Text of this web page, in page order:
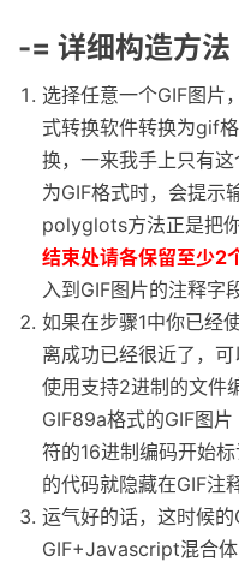
-= 详细构造方
选择任意一个GIF图片
式转换软件转换为gif
换，一来我手上只有
为GIF格式时，会提示
polyglots方法正是把
结束处请各保留至少2
入到GIF图片的注释字
如果在步骤1中你已经
离成功已经很近了，
使用支持2进制的文件
GIF89a格式的GIF图
符的16进制编码开始标
的代码就隐藏在GIF注
运气好的话，这时候
GIF+Javascript混合